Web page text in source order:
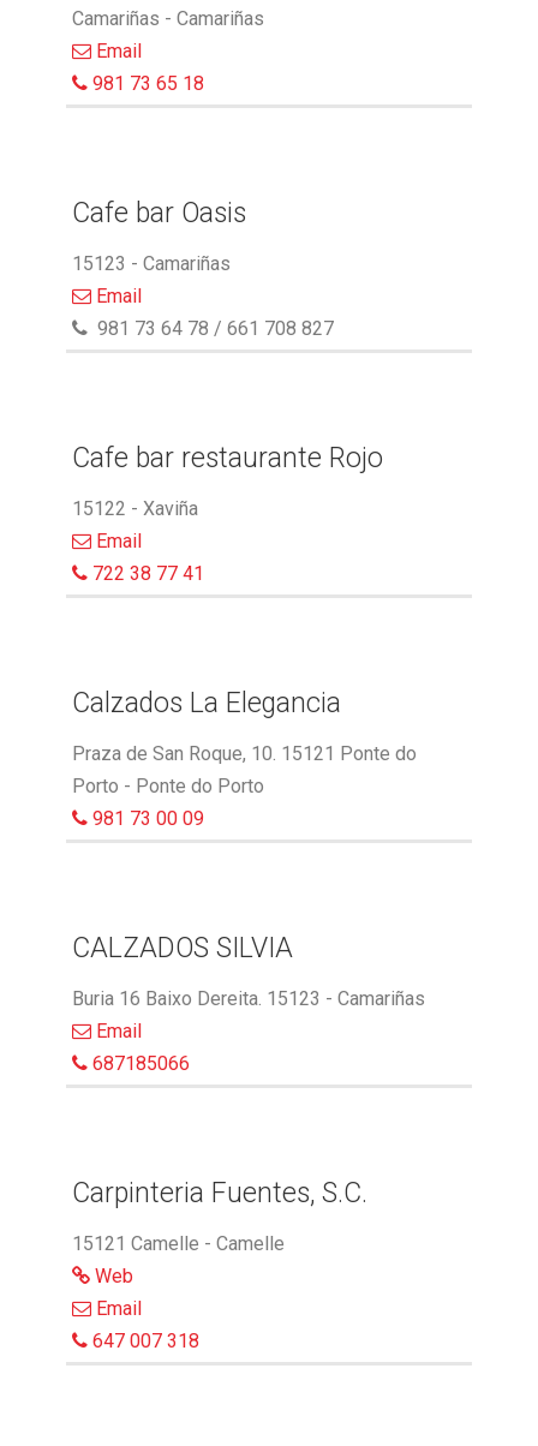
Camariñas - Camariñas
Email
981 73 65 18
Cafe bar Oasis
15123 - Camariñas
Email
981 73 64 78 / 661 708 827
Cafe bar restaurante Rojo
15122 - Xaviña
Email
722 38 77 41
Calzados La Elegancia
Praza de San Roque, 10. 15121 Ponte do
Porto - Ponte do Porto
981 73 00 09
CALZADOS SILVIA
Buria 16 Baixo Dereita. 15123 - Camariñas
Email
687185066
Carpinteria Fuentes, S.C.
15121 Camelle - Camelle
Web
Email
647 007 318